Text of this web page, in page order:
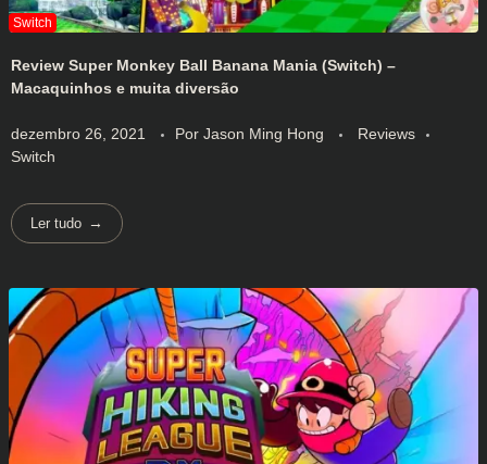
Review Super Monkey Ball Banana Mania (Switch) –
Macaquinhos e muita diversão
dezembro 26, 2021 Por Jason Ming Hong
Reviews
Switch
Ler tudo